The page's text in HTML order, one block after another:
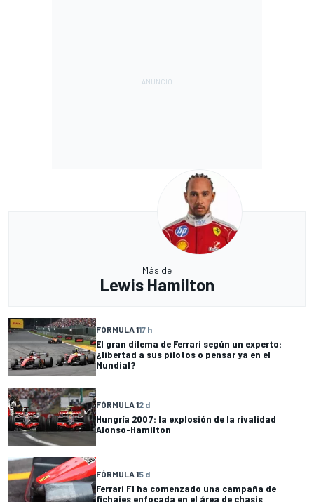
Más de
Lewis Hamilton
FÓRMULA 117 h
El gran dilema de Ferrari según un experto:
¿libertad a sus pilotos o pensar ya en el
Mundial?
FÓRMULA 12 d
Hungría 2007: la explosión de la rivalidad
Alonso-Hamilton
FÓRMULA 15 d
Ferrari F1 ha comenzado una campaña de
fichajes enfocada en el área de chasis